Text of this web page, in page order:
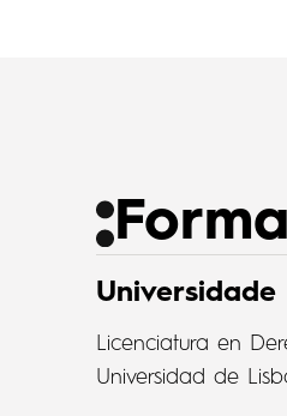
Licenciatura en
Universidad de